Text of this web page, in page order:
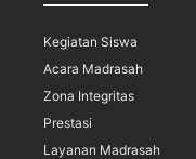
Kegiatan Siswa
Acara Madrasah
Zona Integritas
Prestasi
Layanan Madrasah